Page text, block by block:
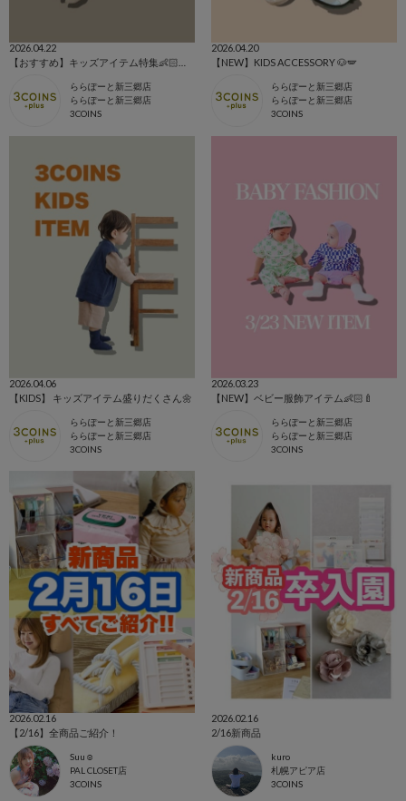
2026.04.22
ららぽーと新三郷店
ららぽーと新三郷店
3COINS
2026.04.20
【NEW】KIDS ACCESSORY 🐶🪽
ららぽーと新三郷店
ららぽーと新三郷店
3COINS
2026.04.06
【KIDS】 キッズアイテム盛りだくさん🌼
ららぽーと新三郷店
ららぽーと新三郷店
3COINS
2026.03.23
【NEW】ベビー服飾アイテム👶🏻🍼
ららぽーと新三郷店
ららぽーと新三郷店
3COINS
2026.02.16
【2/16】全商品ご紹介！
Suu☺︎
PAL CLOSET店
3COINS
2026.02.16
2/16新商品
kuro
札幌アピア店
3COINS